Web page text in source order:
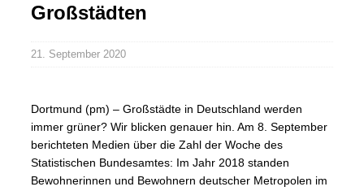
Großstädten
21. September 2020
Dortmund (pm) – Großstädte in Deutschland werden
immer grüner? Wir blicken genauer hin. Am 8. September
berichteten Medien über die Zahl der Woche des
Statistischen Bundesamtes: Im Jahr 2018 standen
Bewohnerinnen und Bewohnern deutscher Metropolen im